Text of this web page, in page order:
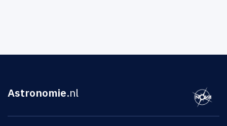
Astronomie.nl